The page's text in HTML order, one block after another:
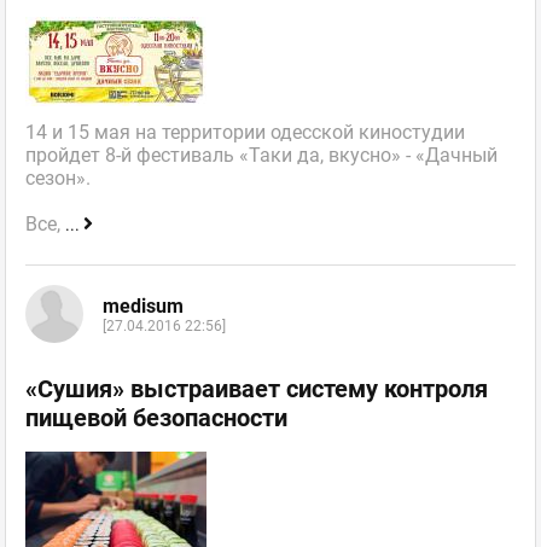
14 и 15 мая на территории одесской киностудии
пройдет 8-й фестиваль «Таки да, вкусно» - «Дачный
сезон».
Все, ...
medisum
[27.04.2016 22:56]
«Сушия» выстраивает систему контроля
пищевой безопасности